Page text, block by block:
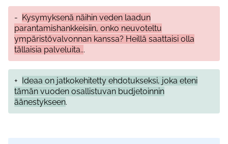
- Kysymyksenä näihin veden laadun
parantamishankkeisiin, onko neuvoteltu
ympäristövalvonnan kanssa? Heillä saattaisi olla
tällaisia palveluita...
+
Ideaa on jatkokehitetty ehdotukseksi, joka eteni
tämän vuoden osallistuvan budjetoinnin
äänestykseen.